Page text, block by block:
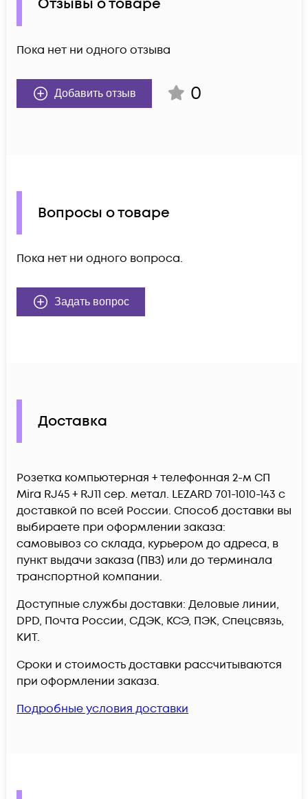
Отзывы о товаре
Пока нет ни одного отзыва
Добавить отзыв 0
Вопросы о товаре
Пока нет ни одного вопроса.
Задать вопрос
Доставка
Розетка компьютерная + телефонная 2-м СП
Mira RJ45 + RJ11 сер. метал. LEZARD 701-1010-143 c
доставкой по всей России. Способ доставки вы
выбираете при оформлении заказа:
самовывоз со склада, курьером до адреса, в
пункт выдачи заказа (ПВЗ) или до терминала
транспортной компании.
Доступные службы доставки: Деловые линии,
DPD, Почта России, СДЭК, КСЭ, ПЭК, Спецсвязь,
КИТ.
Сроки и стоимость доставки рассчитываются
при оформлении заказа.
Подробные условия доставки